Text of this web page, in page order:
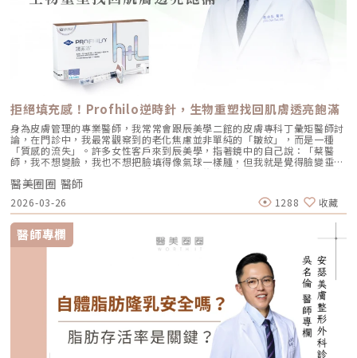
拒絕填充感！Profhilo逆時針，生物重塑找回肌膚透亮飽滿
身為皮膚管理的專業醫師，我常常會跟辰美學二館的皮膚專科丁彙矩醫師討
論，在門診中，我最常觀察到的老化焦慮並非單純的「皺紋」，而是一種
「質感的流失」。許多女性客戶來到辰美學，指著鏡中的自己說：「蔡醫
師，我不想變臉，我也不想把臉填得像氣球一樣腫，但我就是覺得臉變垂
了、乾了，看起來很累。」這種「累感」，往往來自於肌膚真皮層結構的崩
解。過去我們習慣用玻尿酸去「填補」凹陷，或是用電音波去「緊緻」皮
表，但在這兩者之間，其實存在著一個關鍵的空白區：生物重塑（Bio-
Remodeling）。這就是為什麼我對 Profhilo 逆時針（俗稱：璞菲洛）情
有獨鍾的原因。一、 重新定義抗老：為什麼妳需要的是「重塑」而非「填
充」？在深入了解 Profhilo逆時針 之前，我們必須先釐清肌膚老化的本
質。肌膚的年輕度由真皮層的三大支柱決定：水份、膠原蛋白
（Collagen）以及彈力蛋白（Elastin）。多數人對膠原蛋白耳熟能詳，它
就像建築物的「鋼筋水泥」，負責撐起皮膚的厚度與體積；然而，讓肌膚在
做表情後能迅速回彈、維持組織張力的關鍵，其實是彈力蛋白。彈力蛋白就
像支撐鋼筋的「橡皮筋」，不幸的是，人體在青春期過後，彈力蛋白的合成
速度就會大幅下降。當彈力蛋白流失，肌膚就會像失去彈性的鬆緊帶，出現
細紋、毛孔粗大、甚至是難以處理的「鬆弛型下垂」。傳統玻尿酸屬於「填
充型」，主要目的是增加體積（Volumizing），如果過度施打，容易造成
面部僵硬或「醫美臉」。而 Profhilo 逆時針的誕生，是為了從細胞底層進
行「修復與重塑」，讓皮膚自己找回年輕時的彈性。二、 Profhilo 逆時針
的科學核心：NAHYCO™ 專利技術Profhilo逆時針來自瑞士著名的 IBSA 製
醫美圈圈 醫師
2026-03-26 1288 收藏
醫師專欄